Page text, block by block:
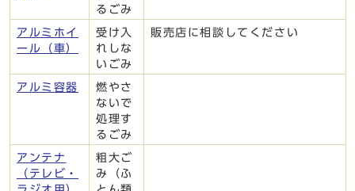
るごみ
アルミホイ
ール（車）
受け入
れしな
いごみ
販売店に相談してください
アルミ容器
燃やさ
ないで
処理す
るごみ
アンテナ
（テレビ・
粗大ご
み（ふ